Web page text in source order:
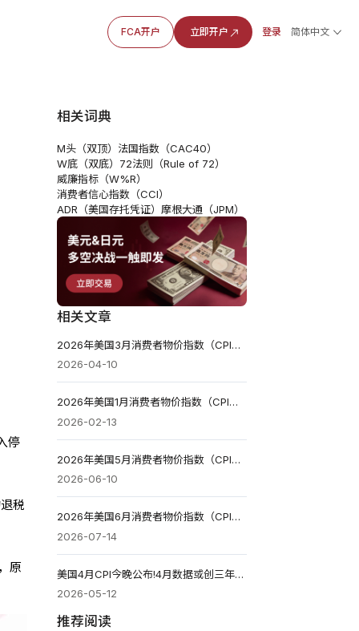
FCA开户 立即开户 登录 简体中文
停
税
原
相关词典
M头（双顶） 法国指数（CAC40）
W底（双底） 72法则（Rule of 72）
威廉指标（W%R）
消费者信心指数（CCI）
ADR（美国存托凭证） 摩根大通（JPM）
相关文章
2026年美国3月消费者物价指数（CPI）年率 - 前值2.4% 预测值3.3%
2026-04-10
2026年美国1月消费者物价指数（CPI）年率 - 前值2.7% 预测值2.5%
2026-02-13
2026年美国5月消费者物价指数（CPI）年率 - 前值3.8% 预测值4.2% 实际值4.2%
2026-06-10
2026年美国6月消费者物价指数（CPI）年率 - 前值4.2% 预测值3.8%
2026-07-14
美国4月CPI今晚公布!4月数据或创三年新高
2026-05-12
推荐阅读